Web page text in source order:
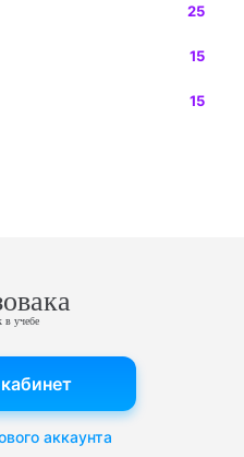
25
15
15
в учебе
аккаунта